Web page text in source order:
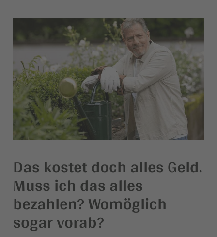
Das kostet doch alles Geld.
Muss ich das alles
bezahlen? Womöglich
sogar vorab?